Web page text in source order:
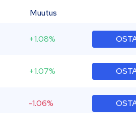
Muutus
+1.08%
+1.07%
-1.06%